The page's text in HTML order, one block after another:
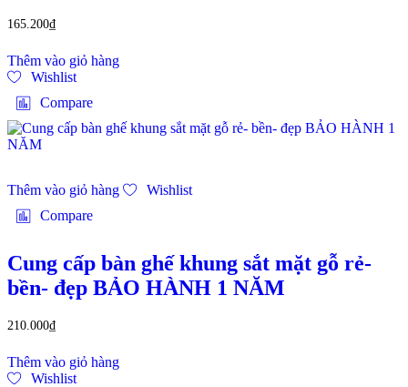
165.200₫
Thêm vào giỏ hàng
Wishlist
Compare
Thêm vào giỏ hàng
Wishlist
Compare
Cung cấp bàn ghế khung sắt mặt gỗ rẻ-
bền- đẹp BẢO HÀNH 1 NĂM
210.000₫
Thêm vào giỏ hàng
Wishlist